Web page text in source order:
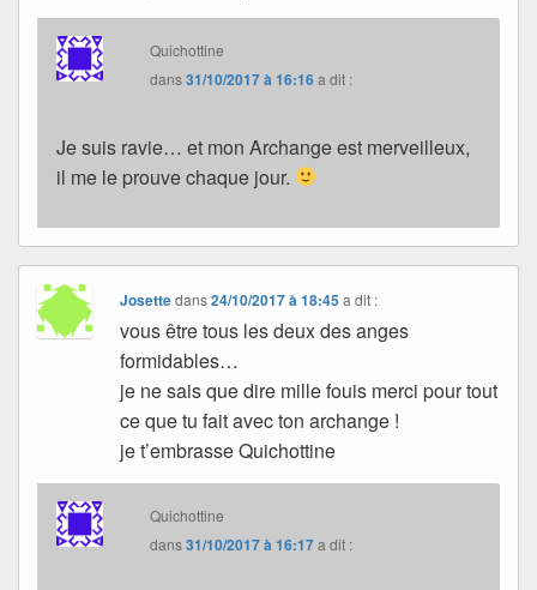
Quichottine
dans31/10/2017 à 16:16a dit :
Je suis ravie… et mon Archange est merveilleux,
il me le prouve chaque jour.
Josettedans24/10/2017 à 18:45 a dit :
vous être tous les deux des anges
formidables…
je ne sais que dire mille fouis merci pour tout
ce que tu fait avec ton archange !
je t’embrasse Quichottine
Quichottine
dans31/10/2017 à 16:17a dit :